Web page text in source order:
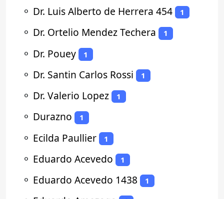
⚬ Dr. Luis Alberto de Herrera 454 1
⚬ Dr. Ortelio Mendez Techera 1
⚬ Dr. Pouey 1
⚬ Dr. Santin Carlos Rossi 1
⚬ Dr. Valerio Lopez 1
⚬ Durazno 1
⚬ Ecilda Paullier 1
⚬ Eduardo Acevedo 1
⚬ Eduardo Acevedo 1438 1